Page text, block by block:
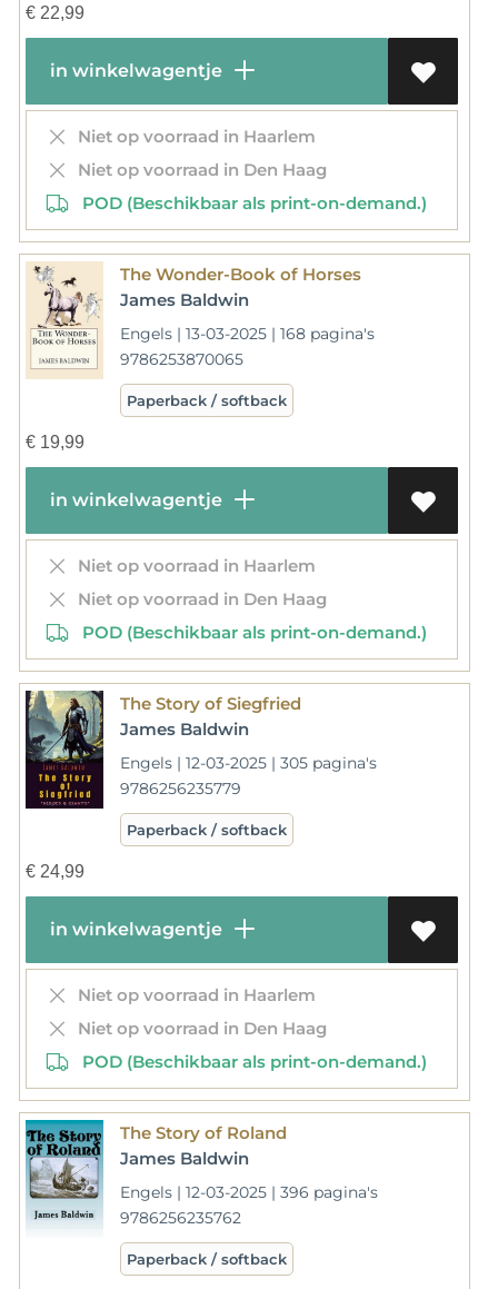
€22,99
in winkelwagentje
Niet op voorraad in Haarlem
Niet op voorraad in Den Haag
POD (Beschikbaar als print-on-demand.)
The Wonder-Book of Horses
James Baldwin
Engels | 13-03-2025 | 168 pagina's
9786253870065
Paperback / softback
€19,99
in winkelwagentje
Niet op voorraad in Haarlem
Niet op voorraad in Den Haag
POD (Beschikbaar als print-on-demand.)
The Story of Siegfried
James Baldwin
Engels | 12-03-2025 | 305 pagina's
9786256235779
Paperback / softback
€24,99
in winkelwagentje
Niet op voorraad in Haarlem
Niet op voorraad in Den Haag
POD (Beschikbaar als print-on-demand.)
The Story of Roland
James Baldwin
Engels | 12-03-2025 | 396 pagina's
9786256235762
Paperback / softback